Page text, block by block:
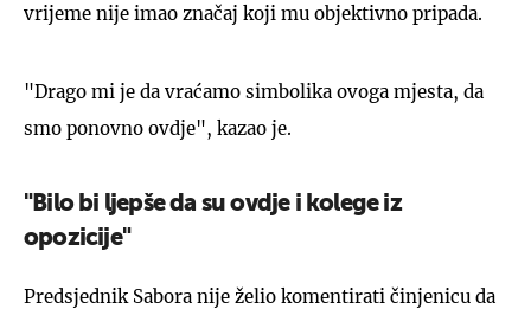
vrijeme nije imao značaj koji mu objektivno pripada.
"Drago mi je da vraćamo simbolika ovoga mjesta, da
smo ponovno ovdje", kazao je.
"Bilo bi ljepše da su ovdje i kolege iz
opozicije"
Predsjednik Sabora nije želio komentirati činjenicu da